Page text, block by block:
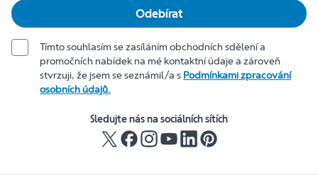
Odebírat
Tímto souhlasím se zasíláním obchodních sdělení a
promočních nabídek na mé kontaktní údaje a zároveň
stvrzuji, že jsem se seznámil/a s Podmínkami zpracování
osobních údajů.
Sledujte nás na sociálních sítích